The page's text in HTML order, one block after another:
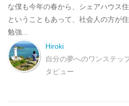
な僕も今年の春から、シェアハウス
ということもあって、社会人の方が
勉強...
Hiroki
自分の夢へのワンステッ
タビュー